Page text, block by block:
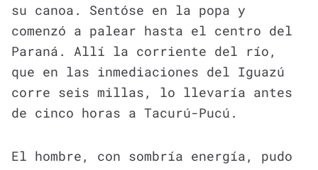
su canoa. Sentóse en la popa y
comenzó a palear hasta el centro del
Paraná. Allí la corriente del río,
que en las inmediaciones del Iguazú
corre seis millas, lo llevaría antes
de cinco horas a Tacurú-Pucú.
El hombre, con sombría energía, pudo